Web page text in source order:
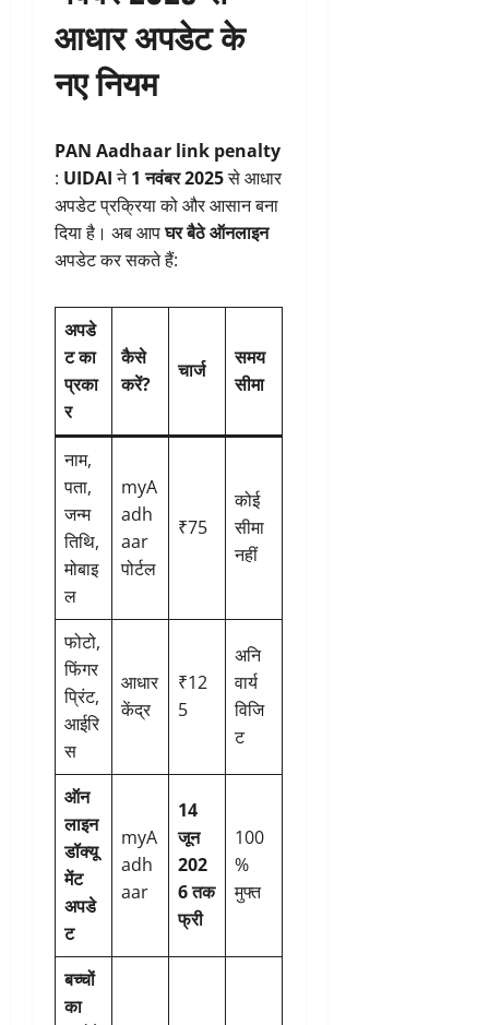
आधार अपडेट के
नए नियम
PAN Aadhaar link penalty
: UIDAIने1 नवंबर 2025से आधार
अपडेट प्रक्रिया को और आसान बना
दिया है। अब आपघर बैठे ऑनलाइन
अपडेट कर सकते हैं:
अपडे
ट का
प्रका
र
कैसे
करें?
चार्ज
समय
सीमा
नाम,
पता,
जन्म
तिथि,
मोबाइ
ल
myA
adh
aar
पोर्टल
₹75
कोई
सीमा
नहीं
फोटो,
फिंगर
प्रिंट,
आईरि
स
आधार
केंद्र
₹12
5
अनि
वार्य
विजि
ट
ऑन
लाइन
डॉक्यू
मेंट
अपडे
ट
myA
adh
aar
14
जून
202
6 तक
फ्री
100
%
मुफ्त
बच्चों
का